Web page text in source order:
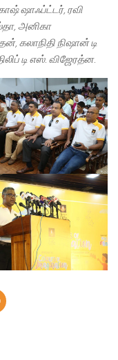
ஷாஃப்ட்டர், ரவி
அனிகா
கலாநிதி நிஷான் டி
டி எஸ். விஜேரத்ன.